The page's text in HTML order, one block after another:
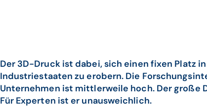
Der 3D-Druck ist dabei, sich einen fixen Platz
Industriestaaten zu erobern. Die
Unternehmen ist mittlerweile hoch. Der große
Für Experten ist er unausweichlich.